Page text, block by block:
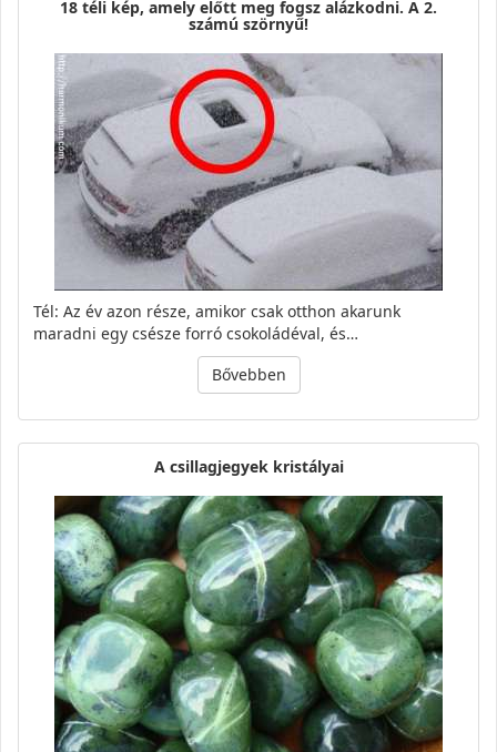
18 téli kép, amely előtt meg fogsz alázkodni. A 2.
számú szörnyű!
Tél: Az év azon része, amikor csak otthon akarunk
maradni egy csésze forró csokoládéval, és…
Bővebben
A csillagjegyek kristályai